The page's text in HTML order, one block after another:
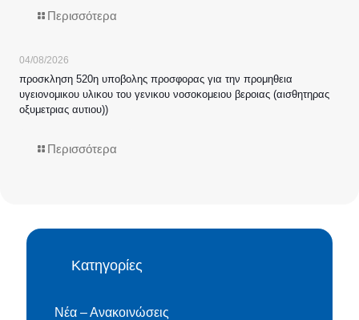
Περισσότερα
04/08/2026
προσκληση 520η υποβολης προσφορας για την προμηθεια
υγειονομικου υλικου του γενικου νοσοκομειου βεροιας (αισθητηρας
οξυμετριας αυτιου))
Περισσότερα
Κατηγορίες
Νέα – Ανακοινώσεις